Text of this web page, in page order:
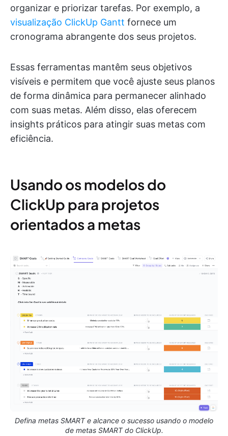
organizar e priorizar tarefas. Por exemplo, a
visualização ClickUp Gantt fornece um
cronograma abrangente dos seus projetos.
Essas ferramentas mantêm seus objetivos
visíveis e permitem que você ajuste seus planos
de forma dinâmica para permanecer alinhado
com suas metas. Além disso, elas oferecem
insights práticos para atingir suas metas com
eficiência.
Usando os modelos do
ClickUp para projetos
orientados a metas
Defina metas SMART e alcance o sucesso usando o modelo
de metas SMART do ClickUp.